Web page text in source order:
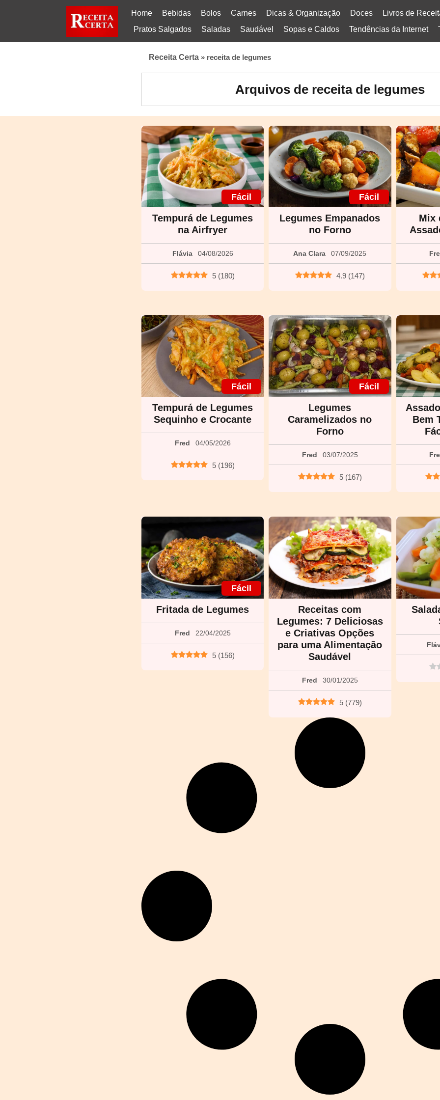
Home Bebidas Bolos Carnes Dicas & Organização Doces Livros de
Pratos Salgados
Saladas Saudável Sopas e Caldos Tendências da Internet
Receita Certa » receita de legumes
Arquivos de receita de legumes
Fácil
Tempurá de Legumes
na Airfryer
Flávia 04/08/2026
5 (180)
Fácil
Legumes Empanados
no Forno
Ana Clara 07/09/2025
4.9 (147)
Mix
Fácil
Tempurá de Legumes
Sequinho e Crocante
Fred 04/05/2026
5 (196)
Fácil
Legumes
Caramelizados no
Forno
Fred 03/07/2025
5 (167)
Bem
Fácil
Fritada de Legumes
Fred 22/04/2025
5 (156)
Receitas com
Legumes: 7 Deliciosas
e Criativas Opções
para uma Alimentação
Saudável
Fred 30/01/2025
5 (779)